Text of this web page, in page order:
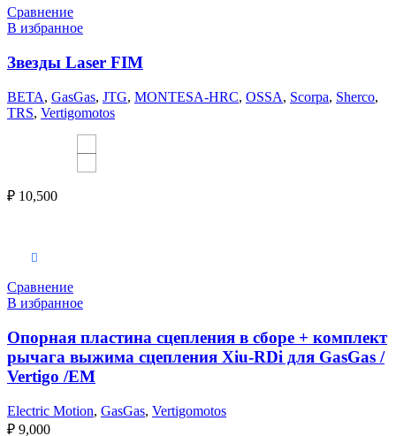
Сравнение
В избранное
Звезды Laser FIM
BETA, GasGas, JTG, MONTESA-HRC, OSSA, Scorpa, Sherco,
TRS, Vertigomotos
₽ 10,500
Сравнение
В избранное
Опорная пластина сцепления в сборе + комплект
рычага выжима сцепления Xiu-RDi для GasGas /
Vertigo /EM
Electric Motion, GasGas, Vertigomotos
₽ 9,000